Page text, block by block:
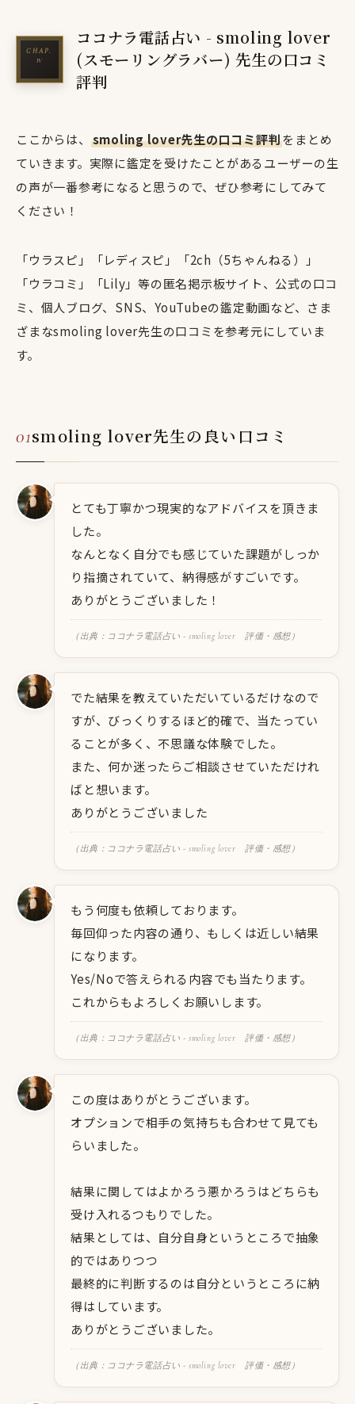
ココナラ電話占い - smoling lover
(スモーリングラバー) 先生の口コミ
評判
ここからは、 smoling lover先生の口コミ評判をまとめ
ていきます。実際に鑑定を受けたことがあるユーザーの生
の声が一番参考になると思うので、ぜひ参考にしてみて
ください！
「ウラスピ」「レディスピ」「2ch（5ちゃんねる）」
「ウラコミ」「Lily」等の匿名掲示板サイト、公式の口コ
ミ、個人ブログ、SNS、YouTubeの鑑定動画など、さま
ざまなsmoling lover先生の口コミを参考元にしていま
す。
smoling lover先生の良い口コミ
とても丁寧かつ現実的なアドバイスを頂きま
した。
なんとなく自分でも感じていた課題がしっか
り指摘されていて、納得感がすごいです。
ありがとうございました！
（出典：ココナラ電話占い - smoling lover 評価・感想）
でた結果を教えていただいているだけなので
すが、びっくりするほど的確で、当たってい
ることが多く、不思議な体験でした。
また、何か迷ったらご相談させていただけれ
ばと想います。
ありがとうございました
（出典：ココナラ電話占い - smoling lover 評価・感想）
もう何度も依頼しております。
毎回仰った内容の通り、もしくは近しい結果
になります。
Yes/Noで答えられる内容でも当たります。
これからもよろしくお願いします。
（出典：ココナラ電話占い - smoling lover 評価・感想）
この度はありがとうございます。
オプションで相手の気持ちも合わせて見ても
らいました。
結果に関してはよかろう悪かろうはどちらも
受け入れるつもりでした。
結果としては、自分自身というところで抽象
的ではありつつ
最終的に判断するのは自分というところに納
得はしています。
ありがとうございました。
（出典：ココナラ電話占い - smoling lover 評価・感想）